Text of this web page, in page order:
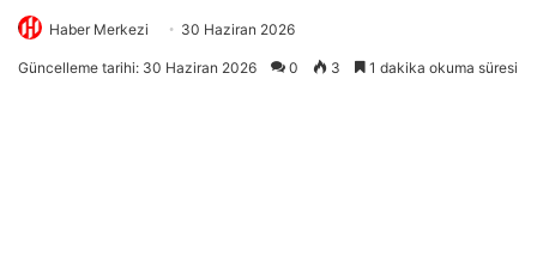
Haber Merkezi 30 Haziran 2026
Güncelleme tarihi: 30 Haziran 2026 0 3 1 dakika okuma süresi